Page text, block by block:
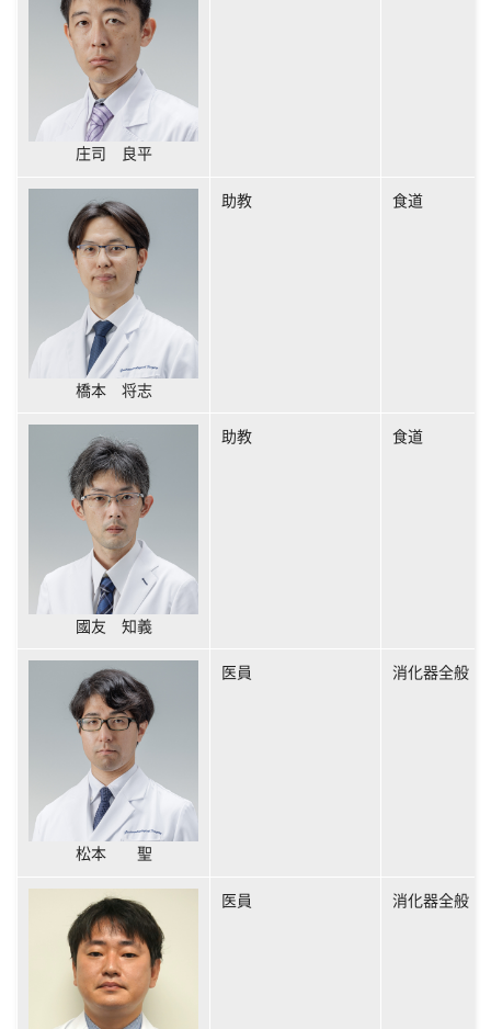
庄司 良平
橋本 将志
助教 食道
國友 知義
助教 食道
松本 聖
医員 消化器全般
医員 消化器全般